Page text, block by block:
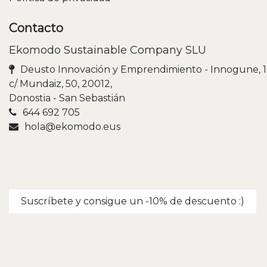
Contacto
Ekomodo Sustainable Company SLU
Deusto Innovación y Emprendimiento - Innogune,
c/ Mundaiz, 50, 20012,
Donostia - San Sebastián
644 692 705
hola@ekomodo.eus
Suscríbete y consigue un -10% de descuento :)